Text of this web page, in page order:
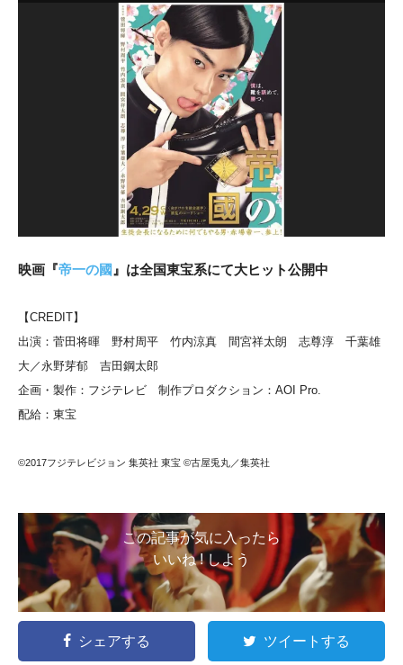
映画『帝一の國 』は全国東宝系にて大ヒット公開中
【CREDIT】
出演：菅田将暉 野村周平 竹内涼真 間宮祥太朗 志尊淳 千葉雄
大／永野芽郁 吉田鋼太郎
企画・製作：フジテレビ 制作プロダクション：AOI Pro.
配給：東宝
©2017フジテレビジョン 集英社 東宝 ©古屋兎丸／集英社
この記事が気に入ったら
いいね ! しよう
シェアする ツイートする